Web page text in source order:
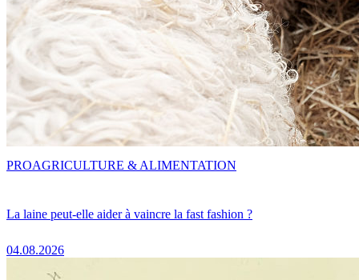
La laine peut-elle aider à vaincre la fast fashion ?
04.08.2026
PROAGRICULTURE & ALIMENTATION